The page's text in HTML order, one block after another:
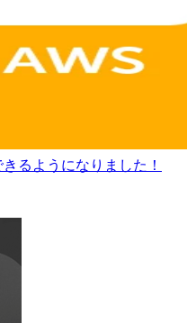
るようになりました！